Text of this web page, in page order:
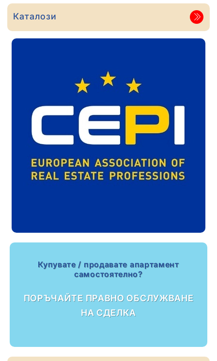
Каталози
Купувате / продавате апартамент
самостоятелно?
ПОРЪЧАЙТЕ ПРАВНО ОБСЛУЖВАНЕ
НА СДЕЛКА